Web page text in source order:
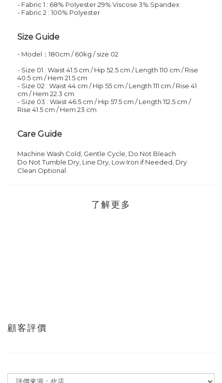
- Fabric 1 : 68% Polyester 29% Viscose 3% Spandex
- Fabric 2 : 100% Polyester
Size Guide
- Model：180cm / 60kg / size 02
- Size 01 : Waist 41.5 cm / Hip 52.5 cm /Length 110 cm / Rise
40.5 cm /Hem 21.5 cm
- Size 02 : Waist 44 cm / Hip 55 cm /Length 111 cm / Rise 41
cm /Hem 22.3 cm
- Size 03 : Waist 46.5 cm / Hip 57.5 cm /Length 112.5 cm /
Rise 41.5 cm /Hem 23 cm
Care Guide
Machine Wash Cold, Gentle Cycle, Do Not Bleach
Do Not Tumble Dry, Line Dry, Low Iron if Needed, Dry
Clean Optional
了解更多
顧客評價